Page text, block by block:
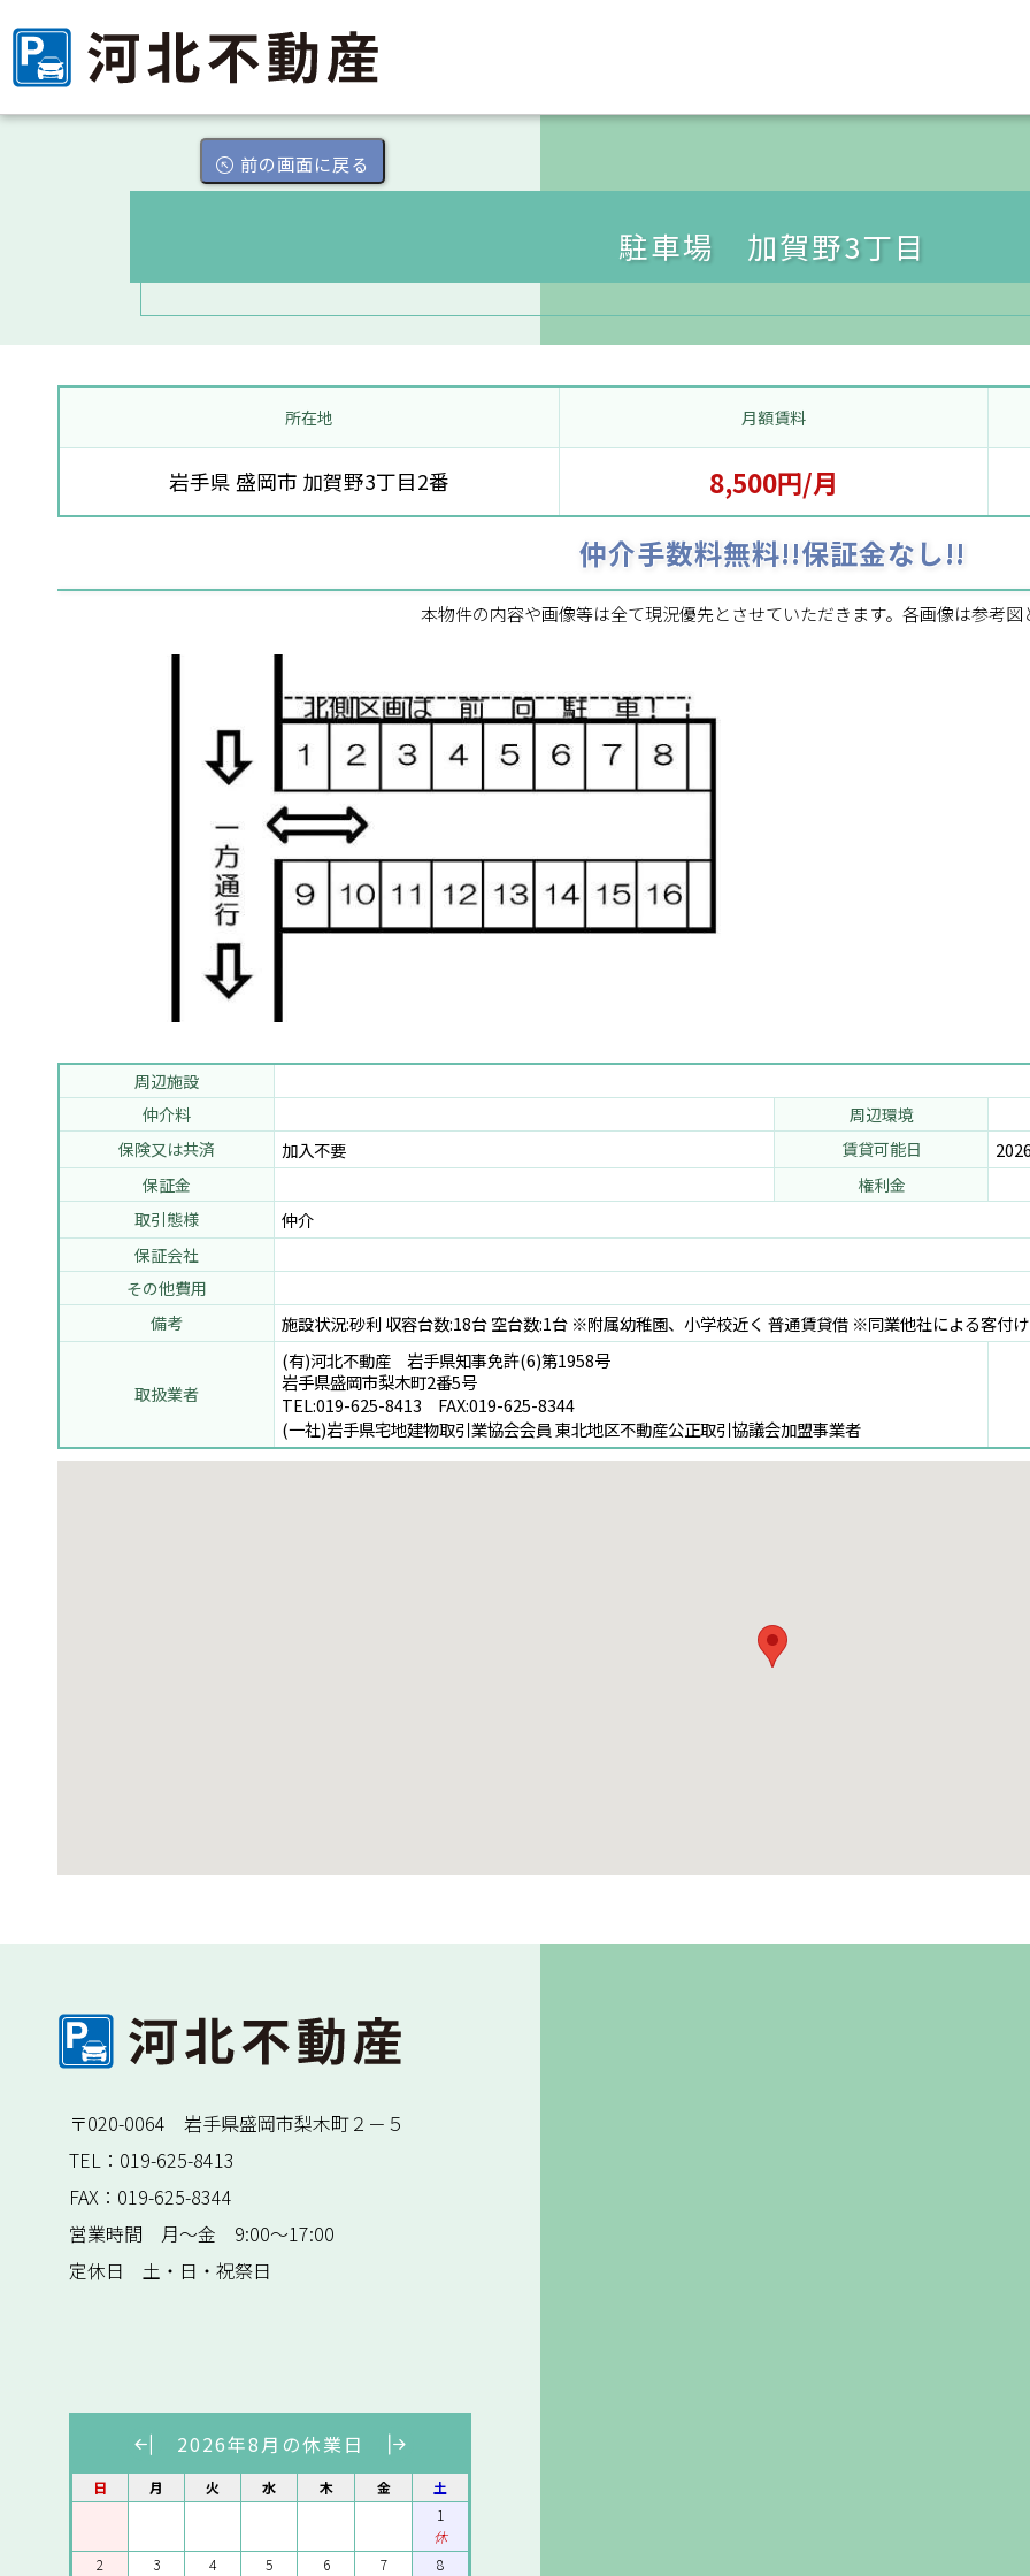
前の画面に戻る
駐車場 加賀野3丁目
所在地 月額賃料
岩手県 盛岡市 加賀野3丁目2番 8,500円/月
仲介手数料無料!!保証金なし!!
本物件の内容や画像等は全て現況優先とさせていただきます。各画像は参考図
周辺施設
仲介料
周辺環境
保険又は共済
加入不要 賃貸可能日
保証金
権利金
取引態様
仲介
保証会社
その他費用
備考
施設状況:砂利 収容台数:18台 空台数:1台 ※附属幼稚園、小学校近く 普通賃貸借 ※同業他社による客付
取扱業者
(有)河北不動産 岩手県知事免許(6)第1958号
岩手県盛岡市梨木町2番5号
TEL:019-625-8413 FAX:019-625-8344
(一社)岩手県宅地建物取引業協会会員 東北地区不動産公正取引協議会加盟事業者
〒020-0064 岩手県盛岡市梨木町２－５
TEL： 019-625-8413
FAX：019-625-8344
営業時間 月～金 9:00～17:00
定休日 土・日・祝祭日
2026年8月の休業日
日 月 火 水 木 金
土
1
休
2
3 4 5 6 7 8